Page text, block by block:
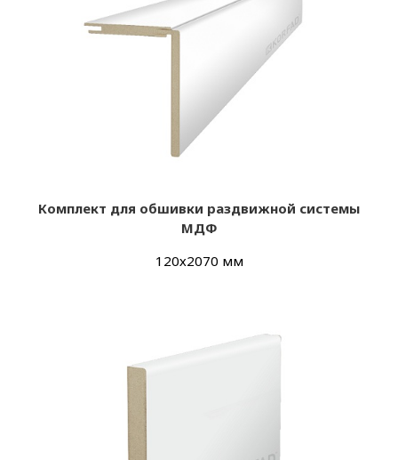
Комплект для обшивки раздвижной системы
МДФ
120х2070 мм